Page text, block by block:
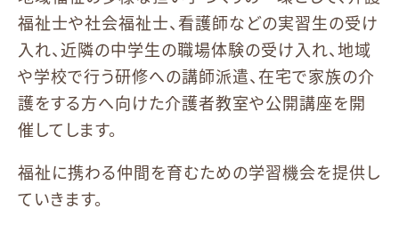
福祉士や社会福祉士、看護師などの実習生の受け
入れ、近隣の中学生の職場体験の受け入れ、地域
や学校で行う研修への講師派遣、在宅で家族の介
護をする方へ向けた介護者教室や公開講座を開
催してします。
福祉に携わる仲間を育むための学習機会を提供し
ていきます。